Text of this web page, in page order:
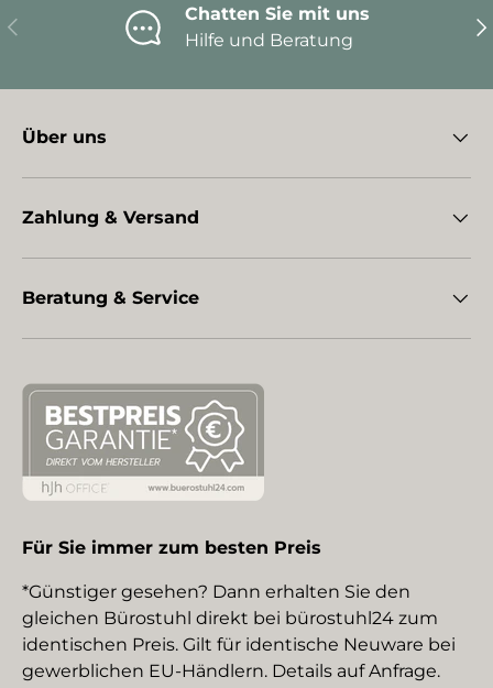
Vorherige
Chatten Sie mit uns
Hilfe und Beratung
Über uns
Zahlung & Versand
Beratung & Service
Für Sie immer zum besten Preis
*Günstiger gesehen? Dann erhalten Sie den
gleichen Bürostuhl direkt bei bürostuhl24 zum
identischen Preis. Gilt für identische Neuware bei
gewerblichen EU-Händlern. Details auf Anfrage.